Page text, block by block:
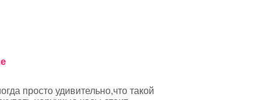
просто удивительно,что такой